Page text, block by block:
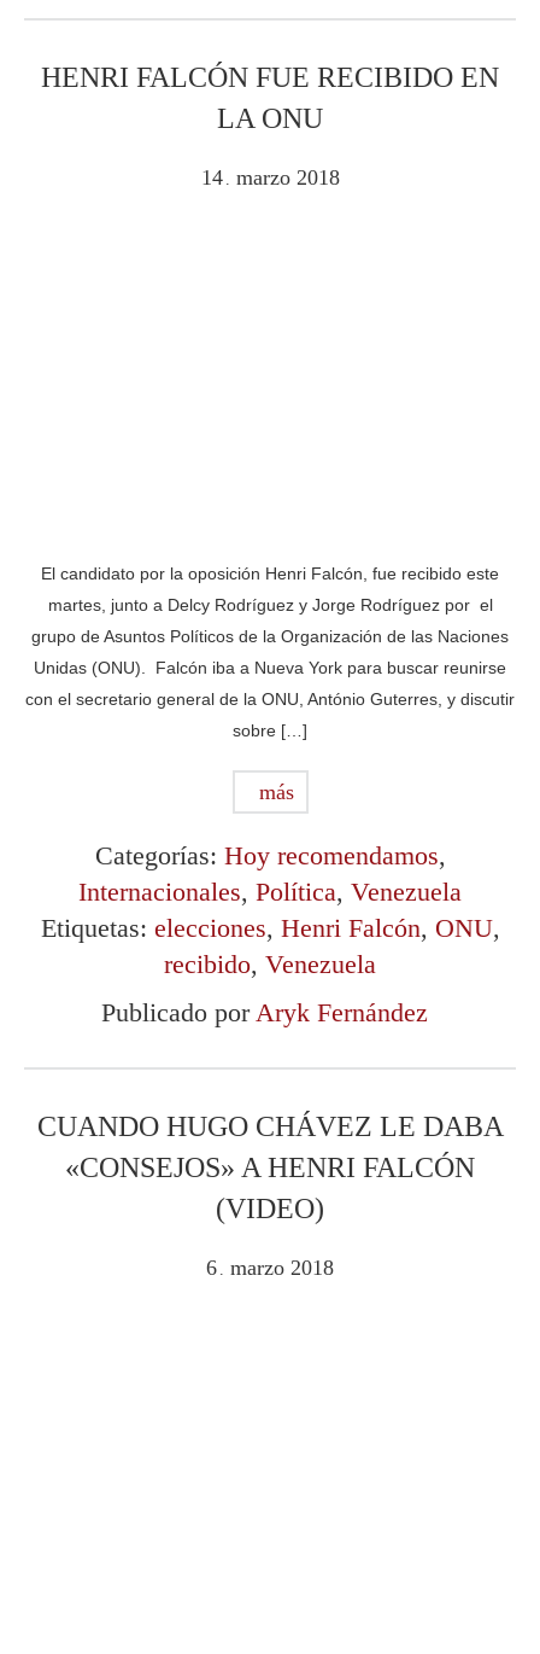
HENRI FALCÓN FUE RECIBIDO EN
LA ONU
14 marzo 2018
El candidato por la oposición Henri Falcón, fue recibido este
martes, junto a Delcy Rodríguez y Jorge Rodríguez por el
grupo de Asuntos Políticos de la Organización de las Naciones
Unidas (ONU). Falcón iba a Nueva York para buscar reunirse
con el secretario general de la ONU, António Guterres, y discutir
sobre […]
más
Categorías: Hoy recomendamos,
Internacionales, Política, Venezuela
Etiquetas: elecciones, Henri Falcón, ONU,
recibido, Venezuela
Publicado por Aryk Fernández
CUANDO HUGO CHÁVEZ LE DABA
«CONSEJOS» A HENRI FALCÓN
(VIDEO)
6 marzo 2018